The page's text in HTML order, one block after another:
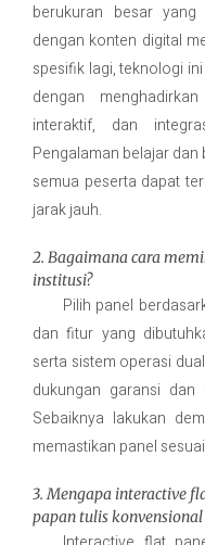
berukuran besar yang
dengan konten digital
spesifik lagi, teknologi
dengan
interaktif, dan
Pengalaman belajar
semua peserta dapat
jarak jauh.
2. Bagaimana cara
institusi?
Pilih panel
dan fitur yang
serta sistem operasi
dukungan garansi
Sebaiknya lakukan
memastikan panel
3. Mengapa interactive
papan tulis